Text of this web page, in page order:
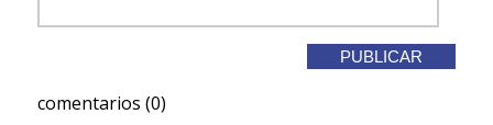
comentarios (0)